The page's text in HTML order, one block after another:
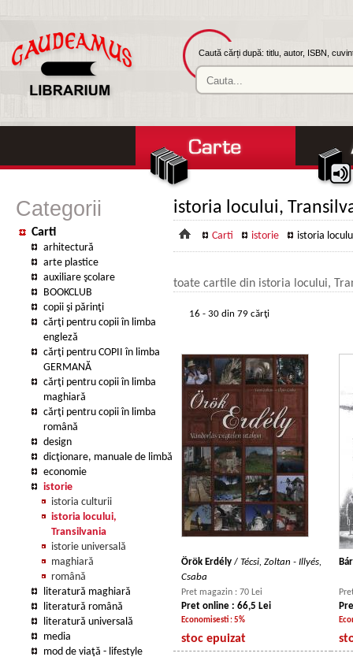
Caută cărți după: titlu, autor, ISBN,
Categorii
Carti
arhitectură
arte plastice
auxiliare şcolare
BOOKCLUB
copii şi părinţi
cărţi pentru copii în limba
engleză
cărţi pentru COPII în limba
GERMANĂ
cărţi pentru copii în limba
maghiară
cărţi pentru copii în limba
română
design
dicţionare, manuale de limbă
economie
istorie
istoria culturii
istoria locului,
Transilvania
istorie universală
maghiară
română
literatură maghiară
literatură română
literatură universală
media
mod de viaţă - lifestyle
istoria locului,
Carti istorie istoria
toate cartile din istoria locului,
16 - 30 din 79 cărţi
Örök Erdély / Técsi, Zoltan - Illyés,
Csaba
Pret magazin : 70 Lei
Pret online : 66,5 Lei
Economisesti : 5%
stoc epuizat